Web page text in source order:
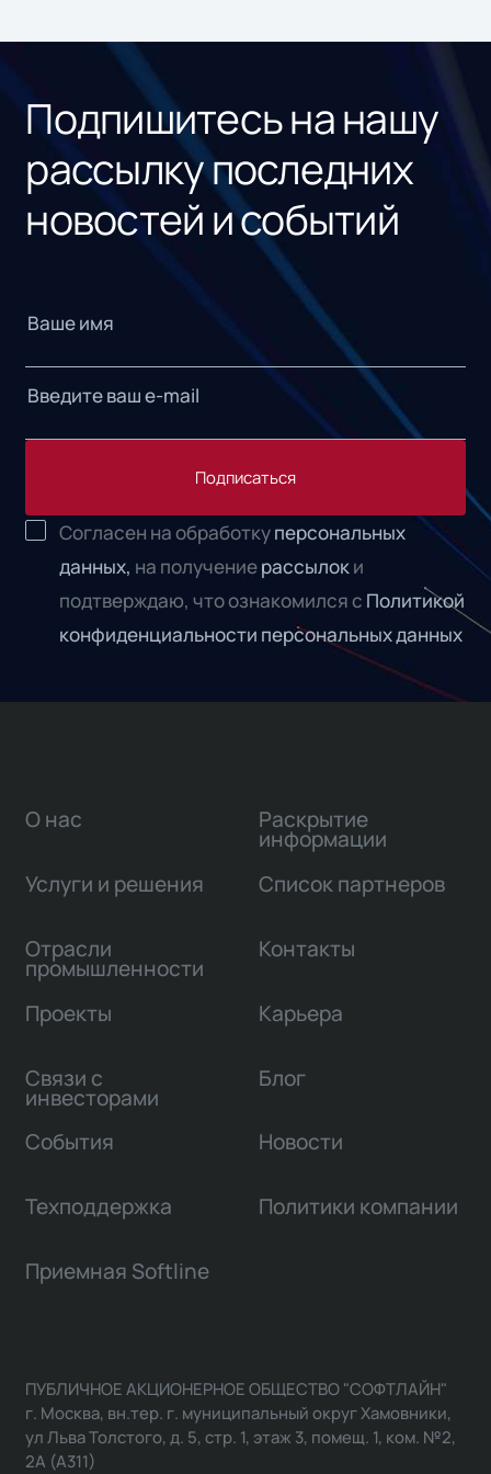
Подпишитесь на нашу
рассылку последних
новостей и событий
Подписаться
Согласен на обработкуперсональных
данных, на получениерассылоки
подтверждаю, что ознакомился с Политикой
конфиденциальности персональных данных
О нас
Услуги и решения
Отрасли
промышленности
Проекты
Связи с
инвесторами
Раскрытие
информации
Список партнеров
Контакты
Карьера
Блог
События Новости
Техподдержка Политики компании
Приемная Softline
ПУБЛИЧНОЕ АКЦИОНЕРНОЕ ОБЩЕСТВО "СОФТЛАЙН"
г. Москва, вн.тер. г. муниципальный округ Хамовники,
ул Льва Толстого, д. 5, стр. 1, этаж 3, помещ. 1, ком. №2,
2А (А311)